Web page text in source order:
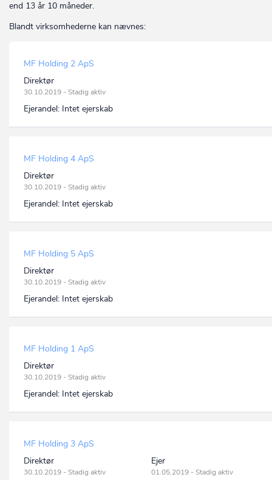
end 13 år 10 måneder.
Blandt virksomhederne kan nævnes:
MF Holding 2 ApS
Direktør
30.10.2019 - Stadig aktiv
Ejerandel: Intet ejerskab
MF Holding 4 ApS
Direktør
30.10.2019 - Stadig aktiv
Ejerandel: Intet ejerskab
MF Holding 5 ApS
Direktør
30.10.2019 - Stadig aktiv
Ejerandel: Intet ejerskab
MF Holding 1 ApS
Direktør
30.10.2019 - Stadig aktiv
Ejerandel: Intet ejerskab
MF Holding 3 ApS
Direktør
30.10.2019 - Stadig aktiv
Ejer
01.05.2019 - Stadig aktiv